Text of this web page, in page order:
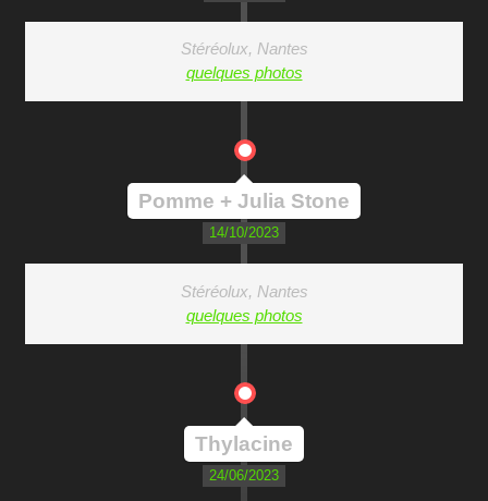
Stéréolux, Nantes
quelques photos
Pomme + Julia Stone
14/10/2023
Stéréolux, Nantes
quelques photos
Thylacine
24/06/2023